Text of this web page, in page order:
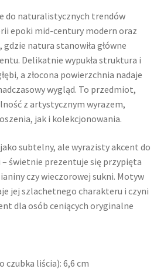
do naturalistycznych trendów
epoki mid-century modern oraz
natura stanowiła główne
Delikatnie wypukła struktura i
a złocona powierzchnia nadaje
wygląd. To przedmiot,
z artystycznym wyrazem,
jak i kolekcjonowania.
subtelny, ale wyrazisty akcent do
świetnie prezentuje się przypięta
czy wieczorowej sukni. Motyw
jej szlachetnego charakteru i czyni
dla osób ceniących oryginalne
czubka liścia): 6,6 cm